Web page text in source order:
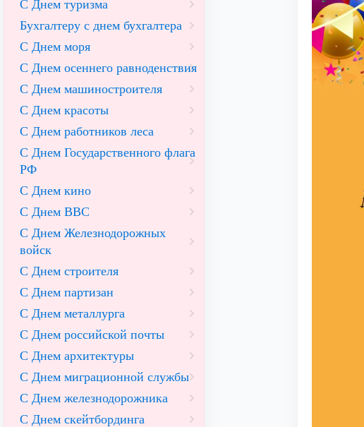
С Днем туризма
Бухгалтеру с днем бухгалтера
С Днем моря
С Днем осеннего равноденствия
С Днем машиностроителя
С Днем красоты
С Днем работников леса
С Днем Государственного флага
РФ
С Днем кино
С Днем ВВС
С Днем Железнодорожных
войск
С Днем строителя
С Днем партизан
С Днем металлурга
С Днем российской почты
С Днем архитектуры
С Днем миграционной службы
С Днем железнодорожника
С Днем скейтбординга